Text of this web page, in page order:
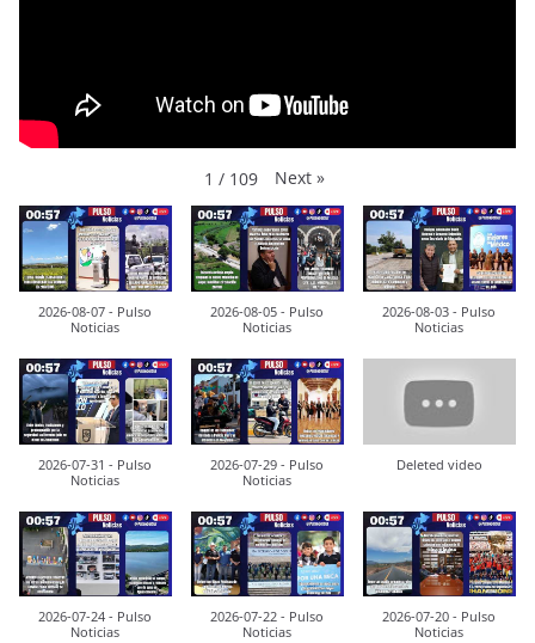
1 / 109 Next »
2026-08-07 - Pulso
Noticias
2026-08-05 - Pulso
Noticias
2026-08-03 - Pulso
Noticias
2026-07-31 - Pulso
Noticias
2026-07-29 - Pulso
Noticias
Deleted video
2026-07-24 - Pulso
Noticias
2026-07-22 - Pulso
Noticias
2026-07-20 - Pulso
Noticias